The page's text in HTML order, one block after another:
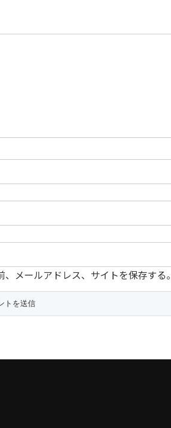
メールアドレス、サイトを保存する。